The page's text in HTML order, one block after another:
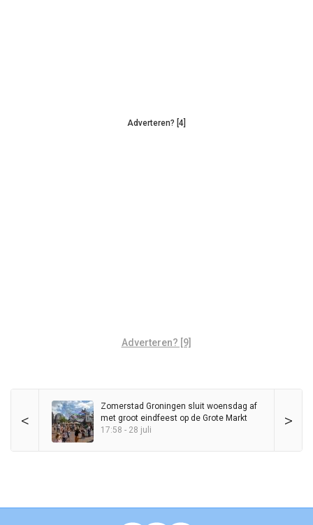
Adverteren? [4]
Adverteren? [9]
< >
Zomerstad Groningen sluit woensdag af
met groot eindfeest op de Grote Markt
17:58 - 28 juli